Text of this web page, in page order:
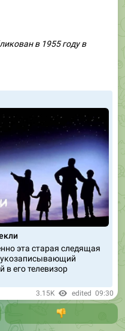
в 1955 году в
эта старая следящая
его телевизор
3.15K edited 09:30